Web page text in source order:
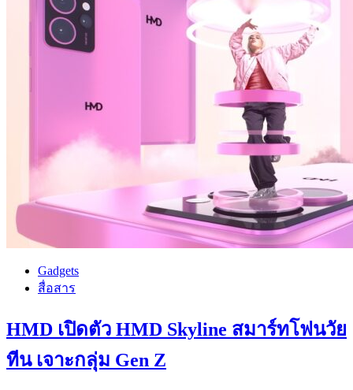
Gadgets
สื่อสาร
HMD เปิดตัว HMD Skyline สมาร์ทโฟนวัย
ทีน เจาะกลุ่ม Gen Z